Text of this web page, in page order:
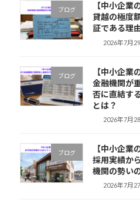
ブログ
【中小企業
貸越の極度
証である理
2026年7月
ブログ
【中小企業
金融機関が
否に直結す
とは？
2026年7月
ブログ
【中小企業
採用実績か
機関の勢い
2026年7月